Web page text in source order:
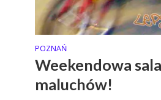
POZNAŃ
Weekendowa
maluchów!